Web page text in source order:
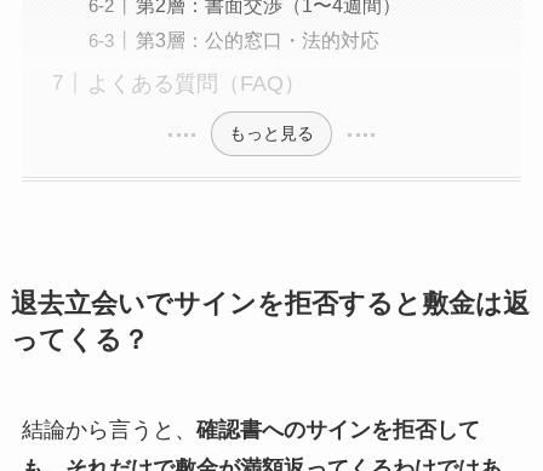
第2層：書面交渉（1〜4週間）
第3層：公的窓口・法的対応
よくある質問（FAQ）
もっと見る
退去立会いでサインを拒否すると敷金は返
ってくる？
結論から言うと、 確認書へのサインを拒否して